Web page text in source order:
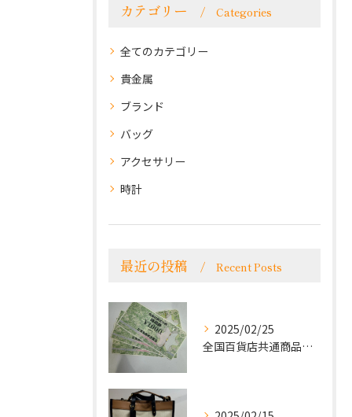
カテゴリー Categories
全てのカテゴリー
貴金属
ブランド
バッグ
アクセサリー
時計
最近の投稿 Recent Posts
2025/02/25
全国百貨店共通商品券をお買取致しました！